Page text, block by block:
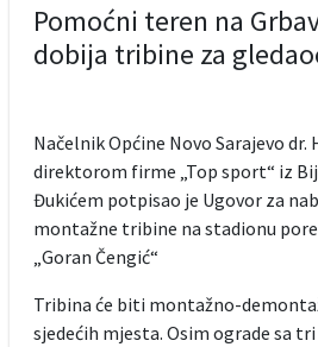
Pomoćni teren na
dobija tribine za
Načelnik Općine Novo Sarajevo dr.
direktorom firme „Top sport“ iz
Đukićem potpisao je Ugovor za
montažne tribine na stadionu
„Goran Čengić“
Tribina će biti montažno-
sjedećih mjesta. Osim ograde sa